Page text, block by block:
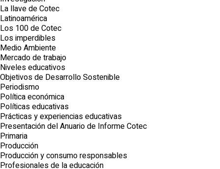
La llave de Cotec
Latinoamérica
Los 100 de Cotec
Los imperdibles
Medio Ambiente
Mercado de trabajo
Niveles educativos
Objetivos de Desarrollo Sostenible
Periodismo
Política económica
Políticas educativas
Prácticas y experiencias educativas
Presentación del Anuario de Informe Cotec
Primaria
Producción
Producción y consumo responsables
Profesionales de la educación